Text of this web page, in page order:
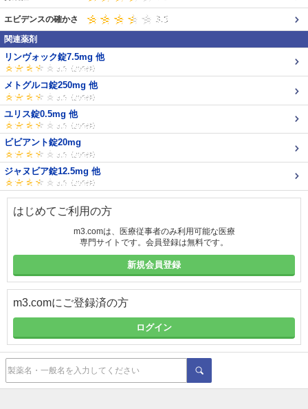
エビデンスの確かさ
関連薬剤
リンヴォック錠7.5mg 他
メトグルコ錠250mg 他
ユリス錠0.5mg 他
ビビアント錠20mg
ジャヌビア錠12.5mg 他
はじめてご利用の方
m3.comは、医療従事者のみ利用可能な医療
専門サイトです。会員登録は無料です。
新規会員登録
m3.comにご登録済の方
ログイン